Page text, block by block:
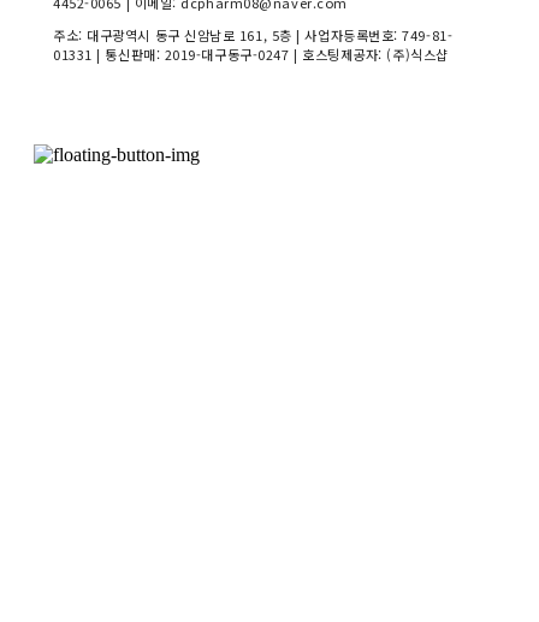
주소: 대구광역시 동구 신암남로 161, 5층 | 사업자등록번호:749-81-
01331 | 통신판매: 2019-대구동구-0247 | 호스팅제공자: (주)식스샵